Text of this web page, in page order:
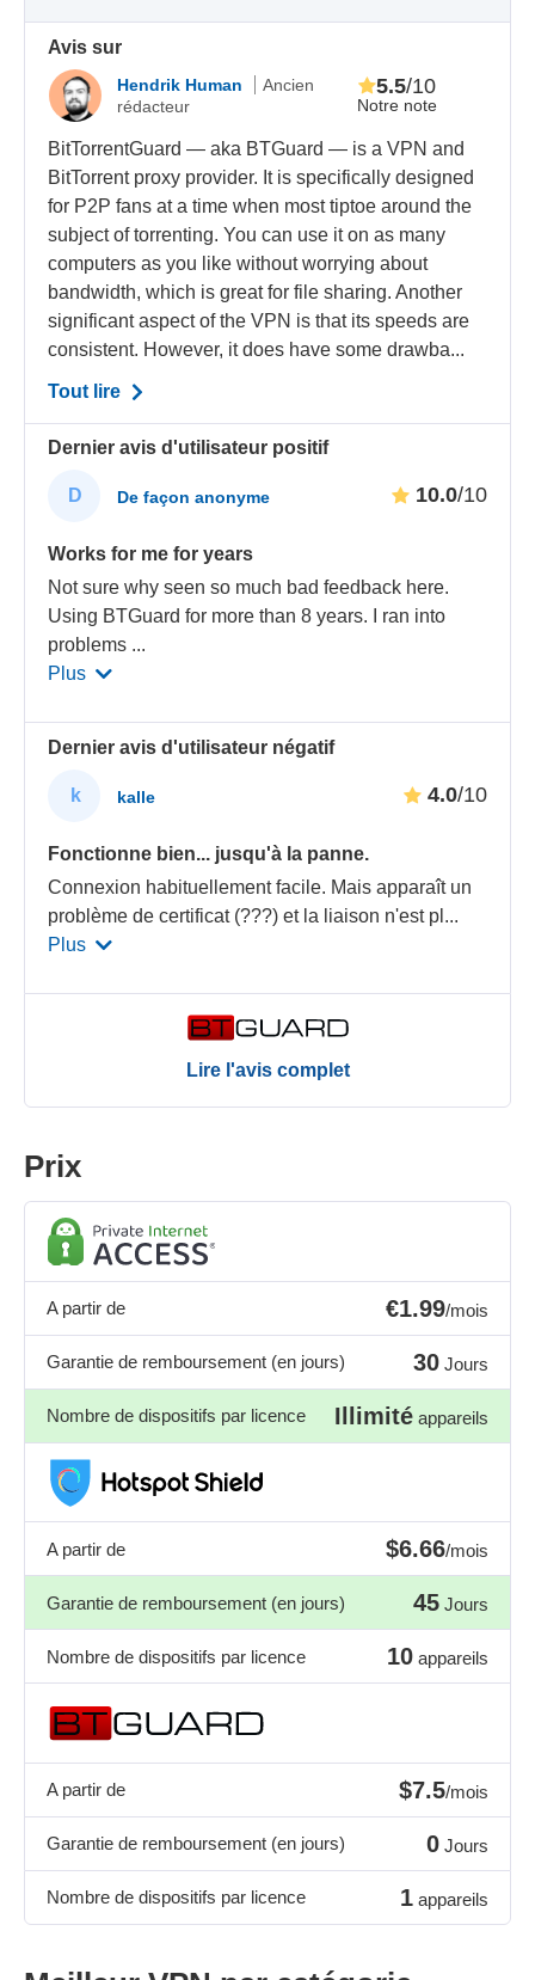
Avis sur
Hendrik Human
Ancien
rédacteur
Notre note
5.5/10
BitTorrentGuard — aka BTGuard — is a VPN and
BitTorrent proxy provider. It is specifically designed
for P2P fans at a time when most tiptoe around the
subject of torrenting. You can use it on as many
computers as you like without worrying about
bandwidth, which is great for file sharing. Another
significant aspect of the VPN is that its speeds are
consistent. However, it does have some drawba...
Tout lire
Dernier avis d'utilisateur positif
D De façon anonyme 10.0/10
Works for me for years
Not sure why seen so much bad feedback here.
Using BTGuard for more than 8 years. I ran into
problems ...
Plus
Dernier avis d'utilisateur négatif
k kalle 4.0/10
Fonctionne bien... jusqu'à la panne.
Connexion habituellement facile. Mais apparaît un
problème de certificat (???) et la liaison n'est pl ...
Plus
Lire l'avis complet
Prix
A partir de €1.99/mois
Garantie de remboursement (en jours) 30 Jours
Nombre de dispositifs par licence Illimité appareils
A partir de $6.66/mois
Garantie de remboursement (en jours) 45 Jours
Nombre de dispositifs par licence 10 appareils
A partir de $7.5/mois
Garantie de remboursement (en jours) 0 Jours
Nombre de dispositifs par licence 1 appareils